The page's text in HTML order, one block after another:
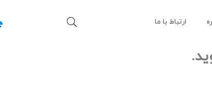
ارتباط با ما